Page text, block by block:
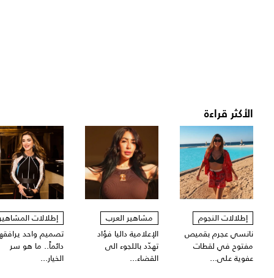
الأكثر قراءة
إطلالات النجوم
نانسي عجرم بقميص
مفتوح في لقطات
عفوية على...
مشاهير العرب
الإعلامية داليا فؤاد
تهدّد باللجوء الى
القضاء...
إطلالات
تصميم واحد
دائماً.. ما هو سر
الخيار...